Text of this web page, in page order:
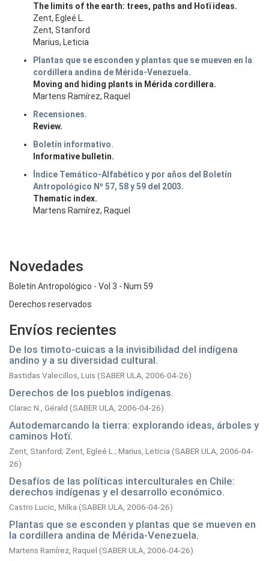
The limits of the earth: trees, paths and Hotï ideas.
Zent, Egleé L.
Zent, Stanford
Marius, Leticia
Plantas que se esconden y plantas que se mueven en la
cordillera andina de Mérida-Venezuela.
Moving and hiding plants in Mérida cordillera.
Martens Ramírez, Raquel
Recensiones.
Review.
Boletín informativo.
Informative bulletin.
Índice Temático-Alfabético y por años del Boletín
Antropológico Nº 57, 58 y 59 del 2003.
Thematic index.
Martens Ramírez, Raquel
Novedades
Boletín Antropológico - Vol 3 - Num 59
Derechos reservados
Envíos recientes
De los timoto-cuicas a la invisibilidad del indígena
andino y a su diversidad cultural.
Bastidas Valecillos, Luis (SABER ULA, 2006-04-26)
Derechos de los pueblos indígenas.
Clarac N., Gérald (SABER ULA, 2006-04-26)
Autodemarcando la tierra: explorando ideas, árboles y
caminos Hotï.
Zent, Stanford; Zent, Egleé L. ; Marius, Leticia (SABER ULA, 2006-04-
26)
Desafíos de las políticas interculturales en Chile:
derechos indígenas y el desarrollo económico.
Castro Lucic, Milka (SABER ULA, 2006-04-26)
Plantas que se esconden y plantas que se mueven en
la cordillera andina de Mérida-Venezuela.
Martens Ramírez, Raquel (SABER ULA, 2006-04-26)